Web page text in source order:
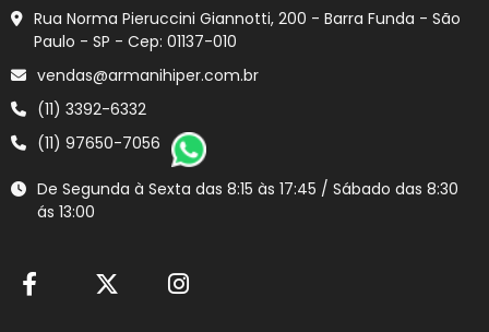
Rua Norma Pieruccini Giannotti, 200 - Barra Funda - São
Paulo - SP - Cep: 01137-010
vendas@armanihiper.com.br
(11) 3392-6332
(11) 97650-7056
De Segunda à Sexta das 8:15 às 17:45 / Sábado das 8:30
ás 13:00